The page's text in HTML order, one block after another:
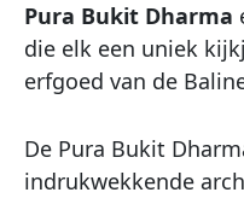
Pura Bukit Dharma
die elk een uniek
erfgoed van de
De Pura Bukit
indrukwekkende